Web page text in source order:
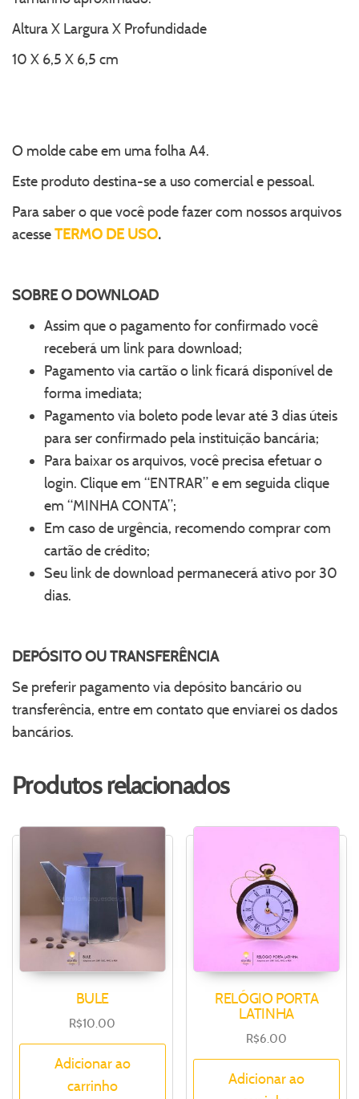
Altura X Largura X Profundidade
10 X 6,5 X 6,5 cm
O molde cabe em uma folha A4.
Este produto destina-se a uso comercial e pessoal.
Para saber o que você pode fazer com nossos arquivos
acesseTERMO DE USO.
SOBRE O DOWNLOAD
Assim que o pagamento for confirmado você
receberá um link para download;
Pagamento via cartão o link ficará disponível de
forma imediata;
Pagamento via boleto pode levar até 3 dias úteis
para ser confirmado pela instituição bancária;
Para baixar os arquivos, você precisa efetuar o
login. Clique em “ENTRAR” e em seguida clique
em “MINHA CONTA”;
Em caso de urgência, recomendo comprar com
cartão de crédito;
Seu link de download permanecerá ativo por 30
dias.
DEPÓSITO OU TRANSFERÊNCIA
Se preferir pagamento via depósito bancário ou
transferência, entre em contato que enviarei os dados
bancários.
Produtos relacionados
BULE
R$10.00
Adicionar ao
carrinho
RELÓGIO PORTA
LATINHA
R$6.00
Adicionar ao